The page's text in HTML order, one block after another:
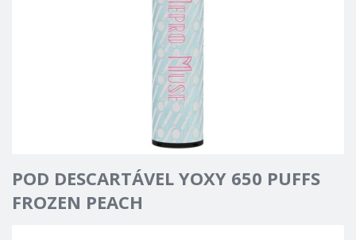
POD DESCARTÁVEL YOXY 650 PUFFS
FROZEN PEACH